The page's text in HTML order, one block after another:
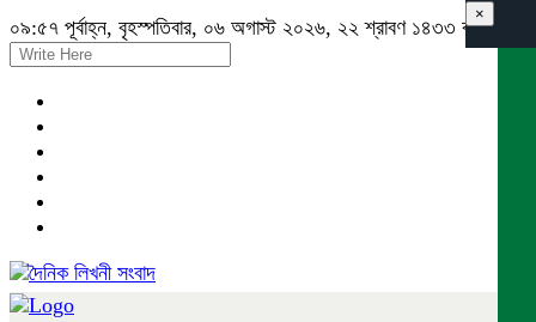
০৯:৫৭ পূর্বাহ্ন, বৃহস্পতিবার, ০৬ অগাস্ট ২০২৬, ২২ শ্রাবণ ১৪৩৩ বঙ্গাব্দ
×